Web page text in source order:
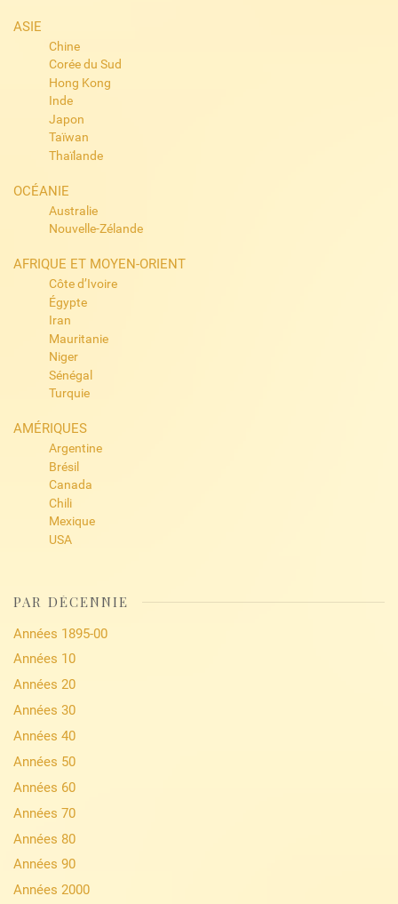
ASIE
Chine
Corée du Sud
Hong Kong
Inde
Japon
Taïwan
Thaïlande
OCÉANIE
Australie
Nouvelle-Zélande
AFRIQUE ET MOYEN-ORIENT
Côte d’Ivoire
Égypte
Iran
Mauritanie
Niger
Sénégal
Turquie
AMÉRIQUES
Argentine
Brésil
Canada
Chili
Mexique
USA
PAR DÉCENNIE
Années 1895-00
Années 10
Années 20
Années 30
Années 40
Années 50
Années 60
Années 70
Années 80
Années 90
Années 2000